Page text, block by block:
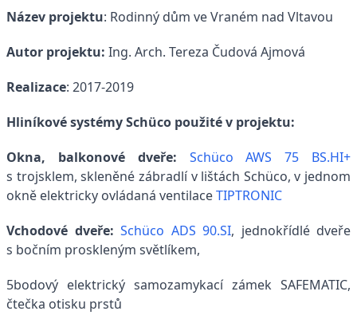
Název projektu: Rodinný dům ve Vraném nad Vltavou
Autor projektu: Ing. Arch. Tereza Čudová Ajmová
Realizace: 2017-2019
Hliníkové systémy Schüco použité v projektu:
Okna, balkonové dveře: Schüco AWS 75 BS.HI+
s trojsklem, skleněné zábradlí v lištách Schüco, v jednom
okně elektricky ovládaná ventilaceTIPTRONIC
Vchodové dveře: Schüco ADS 90.SI, jednokřídlé dveře
s bočním proskleným světlíkem,
5bodový elektrický samozamykací zámek SAFEMATIC,
čtečka otisku prstů